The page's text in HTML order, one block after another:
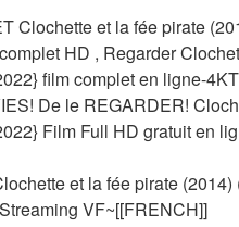
Clochette et la fée pirate
HD , Regarder
film complet en ligne-
De le REGARDER!
Film Full HD gratuit en
et la fée pirate (2014)
VF~[[FRENCH]]